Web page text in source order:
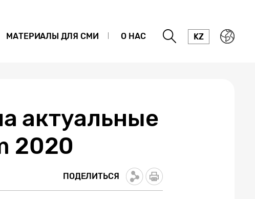
МАТЕРИАЛЫ ДЛЯ СМИ О НАС KZ
актуальные
2020
ПОДЕЛИТЬСЯ